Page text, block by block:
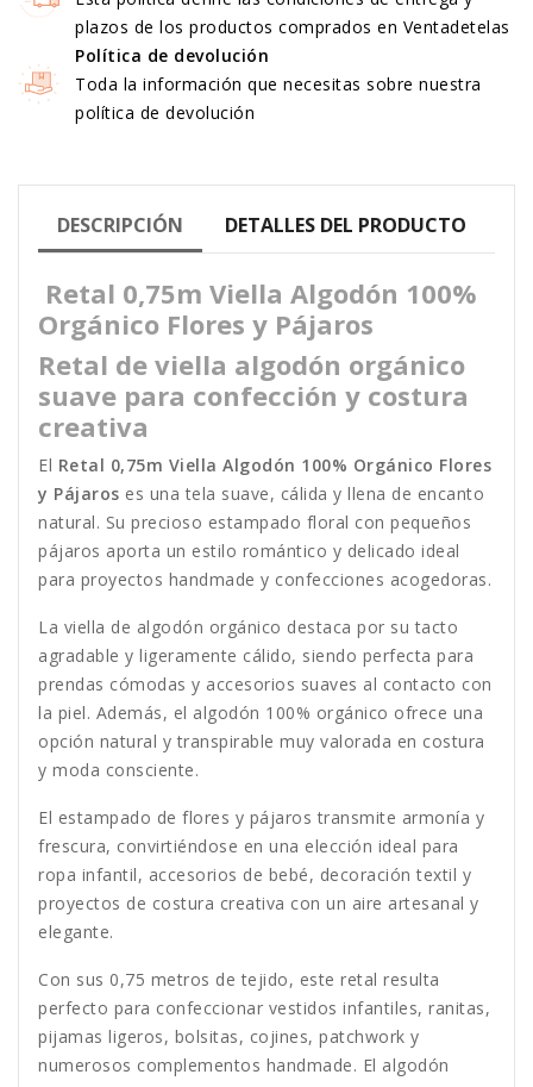
plazos de los productos comprados en Ventadetelas
Política de devolución
Toda la información que necesitas sobre nuestra
política de devolución
DESCRIPCIÓN DETALLES DEL PRODUCTO
Retal 0,75m Viella Algodón 100%
Orgánico Flores y Pájaros
Retal de viella algodón orgánico
suave para confección y costura
creativa
El Retal 0,75m Viella Algodón 100% Orgánico Flores
y Pájaros es una tela suave, cálida y llena de encanto
natural. Su precioso estampado floral con pequeños
pájaros aporta un estilo romántico y delicado ideal
para proyectos handmade y confecciones acogedoras.
La viella de algodón orgánico destaca por su tacto
agradable y ligeramente cálido, siendo perfecta para
prendas cómodas y accesorios suaves al contacto con
la piel. Además, el algodón 100% orgánico ofrece una
opción natural y transpirable muy valorada en costura
y moda consciente.
El estampado de flores y pájaros transmite armonía y
frescura, convirtiéndose en una elección ideal para
ropa infantil, accesorios de bebé, decoración textil y
proyectos de costura creativa con un aire artesanal y
elegante.
Con sus 0,75 metros de tejido, este retal resulta
perfecto para confeccionar vestidos infantiles, ranitas,
pijamas ligeros, bolsitas, cojines, patchwork y
numerosos complementos handmade. El algodón